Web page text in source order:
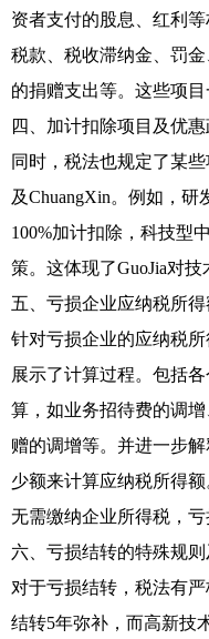
资者支付的股息、红利
税款、税收滞纳金、罚
的捐赠支出等。这些项目
四、加计扣除项目及优
同时，税法也规定了某
及ChuangXin。例如，
100%加计扣除，科技型
策。这体现了GuoJia对技
五、亏损企业应纳税所
针对亏损企业的应纳税
展示了计算过程。包括
算，如业务招待费的调
赠的调增等。并进一步
少额来计算应纳税所得
无需缴纳企业所得税，亏
六、亏损结转的特殊规
对于亏损结转，税法有
结转5年弥补，而高新技